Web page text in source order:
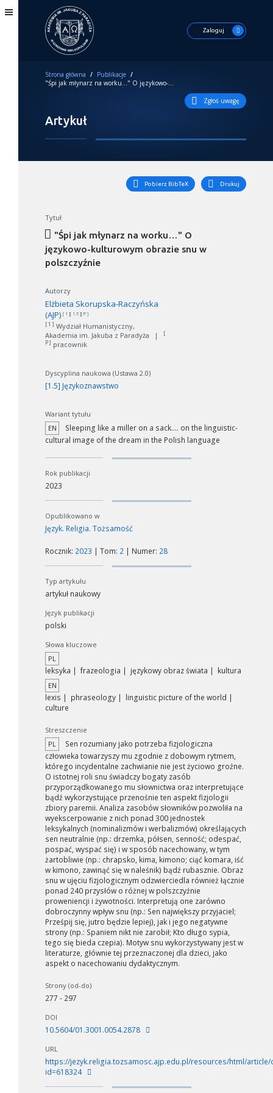
Zaloguj
Strona główna / Publikacje /
"Śpi jak młynarz na worku…" O językowo-kulturowym obrazie snu w polszczyźnie
Zgłoś uwagę
Artykuł
Pobierz BibTeX Drukuj
Tytuł
"Śpi jak młynarz na worku…" O
językowo-kulturowym obrazie snu w
polszczyźnie
Autorzy
Elżbieta Skorupska-Raczyńska
(AJP) [ 1 ][ 1.5 ][ P ]
[ 1 ] Wydział Humanistyczny,
Akademia im. Jakuba z Paradyża
|
[
P ] pracownik
Dyscyplina naukowa (Ustawa 2.0)
[1.5] Językoznawstwo
Wariant tytułu
EN
Sleeping like a miller on a sack.... on the linguistic-
cultural image of the dream in the Polish language
Rok publikacji
2023
Opublikowano w
Język. Religia. Tożsamość
Rocznik: 2023 | Tom: 2 | Numer: 28
Typ artykułu
artykuł naukowy
Język publikacji
polski
Słowa kluczowe
PL
leksyka frazeologia językowy obraz świata kultura
EN
lexis phraseology
linguistic picture of the world
culture
Streszczenie
PL
Sen rozumiany jako potrzeba fizjologiczna
człowieka towarzyszy mu zgodnie z dobowym rytmem,
którego incydentalne zachwianie nie jest życiowo groźne.
O istotnej roli snu świadczy bogaty zasób
przyporządkowanego mu słownictwa oraz interpretujące
bądź wykorzystujące przenośnie ten aspekt fizjologii
zbiory paremii. Analiza zasobów słowników pozwoliła na
wyekscerpowanie z nich ponad 300 jednostek
leksykalnych (nominalizmów i werbalizmów) określających
sen neutralnie (np.: drzemka, półsen, senność; odespać,
pospać, wyspać się) i w sposób nacechowany, w tym
żartobliwie (np.: chrapsko, kima, kimono; ciąć komara, iść
w kimono, zawinąć się w naleśnik) bądź rubasznie. Obraz
snu w ujęciu fizjologicznym odzwierciedla również łącznie
ponad 240 przysłów o różnej w polszczyźnie
proweniencji i żywotności. Interpretują one zarówno
dobroczynny wpływ snu (np.: Sen największy przyjaciel;
Prześpij się, jutro będzie lepiej), jak i jego negatywne
strony (np.: Spaniem nikt nie zarobił; Kto długo sypia,
tego się bieda czepia). Motyw snu wykorzystywany jest w
literaturze, głównie tej przeznaczonej dla dzieci, jako
aspekt o nacechowaniu dydaktycznym.
Strony (od-do)
277 - 297
DOI
10.5604/01.3001.0054.2878
URL
https://jezyk.religia.tozsamosc.ajp.edu.pl/resources/html/article/
id=618324